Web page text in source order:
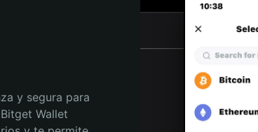
y segura para
Wallet